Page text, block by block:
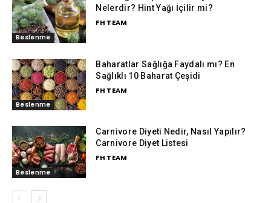
Beslenme
Nelerdir? Hint Yağı İçilir mi?
FH TEAM
Beslenme
Baharatlar Sağlığa Faydalı mı? En
Sağlıklı 10 Baharat Çeşidi
FH TEAM
Beslenme
Carnivore Diyeti Nedir, Nasıl Yapılır?
Carnivore Diyet Listesi
FH TEAM